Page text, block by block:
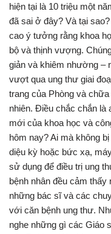
hiện tại là 10 triệu một
đã sai ở đây? Và tại
cao ý tưởng rằng khoa
bộ và thịnh vượng.
giản và khiêm nhường –
vượt qua ung thư giai
trang của Phòng và
nhiên. Điều chắc chắn là
mới của khoa học và
hôm nay? Ai mà không
diệu kỳ hoặc bức xạ,
sử dụng để điều trị ung
bệnh nhân đều cảm
những bác sĩ và các
với căn bệnh ung thư.
nghe những gì các Giáo